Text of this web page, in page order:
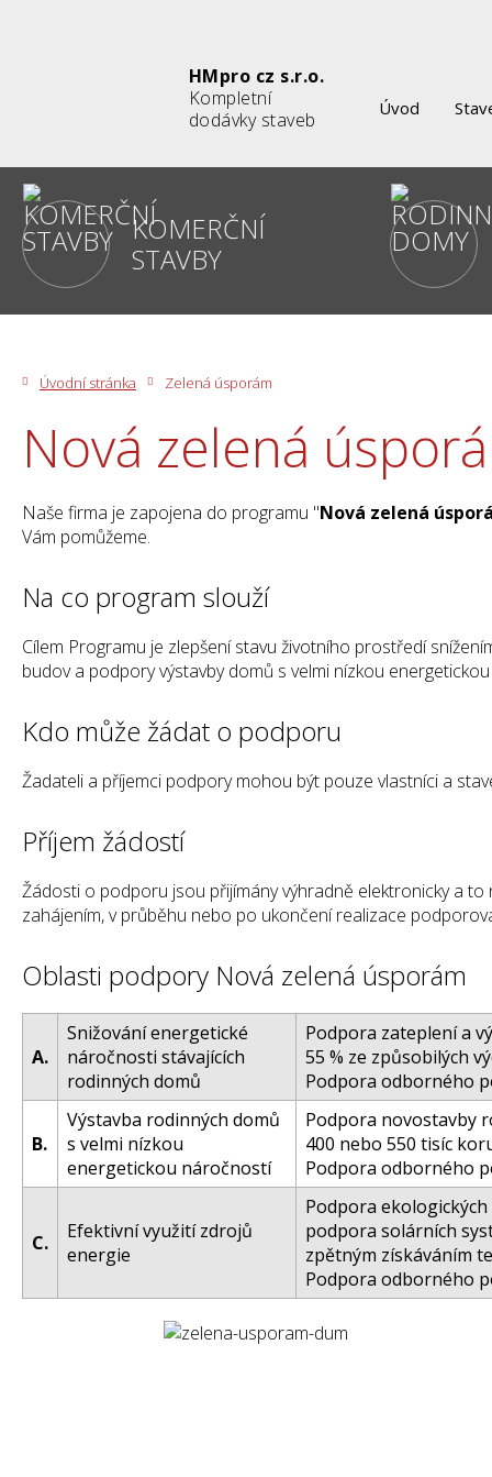
HMpro cz s.r.o.
Kompletní
dodávky staveb
Úvod
KOMERČNÍ
STAVBY
Úvodní stránka Zelená úsporám
Nová zelená
Naše firma je zapojena do programu "Nová zelená
Vám pomůžeme.
Na co program slouží
Cílem Programu je zlepšení stavu životního prostředí
budov a podpory výstavby domů s velmi nízkou
Kdo může žádat o podporu
Žadateli a příjemci podpory mohou být pouze vlastníci a
Příjem žádostí
Žádosti o podporu jsou přijímány výhradně elektronicky a
zahájením, v průběhu nebo po ukončení realizace
Oblasti podpory Nová zelená úsporám
A.
Snižování energetické
náročnosti stávajících
rodinných domů
Podpora zateplení a
55 % ze způsobilých
Podpora odborného
B.
Výstavba rodinných domů
s velmi nízkou
energetickou náročností
Podpora novostavby
400 nebo 550 tisíc
Podpora odborného
C.
Efektivní využití zdrojů
energie
Podpora
podpora solárních
zpětným získáváním
Podpora odborného